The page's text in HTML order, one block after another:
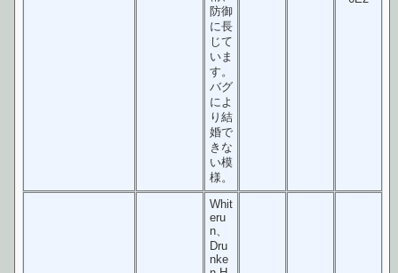
防御
に長
じて
いま
す。
バグ
によ
り結
婚で
きな
い模
様。
Whit
eru
n、
Dru
nke